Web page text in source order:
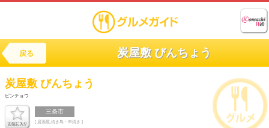
戻る 炭屋敷 びんちょう
炭屋敷 びんちょう
ビンチョウ
三条市
[ 居酒屋,焼き鳥・串焼き ]